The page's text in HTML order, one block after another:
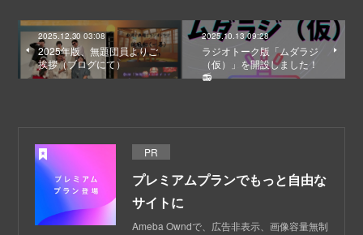
2025.12.30 03:08
2025年版、無題団員よりご
挨拶（ブログにて）
2025.10.13 09:28
ラジオトーク版「ムダラジ
（仮）」を開設しました！
📻
PR
プレミアムプランでもっと自由な
サイトに
Ameba Owndで、広告非表示、画像容量無制